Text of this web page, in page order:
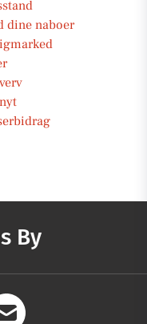
dine naboer
By